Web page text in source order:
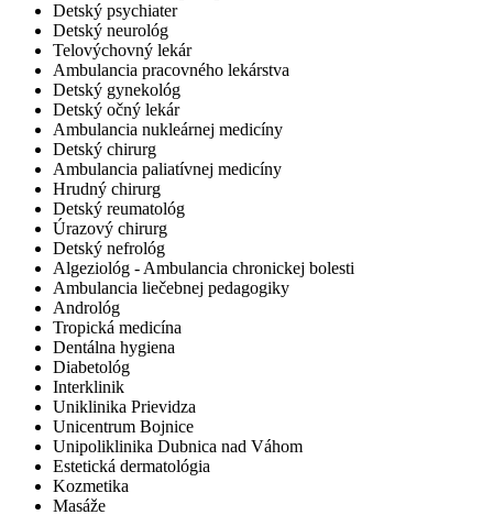
Detský psychiater
Detský neurológ
Telovýchovný lekár
Ambulancia pracovného lekárstva
Detský gynekológ
Detský očný lekár
Ambulancia nukleárnej medicíny
Detský chirurg
Ambulancia paliatívnej medicíny
Hrudný chirurg
Detský reumatológ
Úrazový chirurg
Detský nefrológ
Algeziológ - Ambulancia chronickej bolesti
Ambulancia liečebnej pedagogiky
Andrológ
Tropická medicína
Dentálna hygiena
Diabetológ
Interklinik
Uniklinika Prievidza
Unicentrum Bojnice
Unipoliklinika Dubnica nad Váhom
Estetická dermatológia
Kozmetika
Masáže